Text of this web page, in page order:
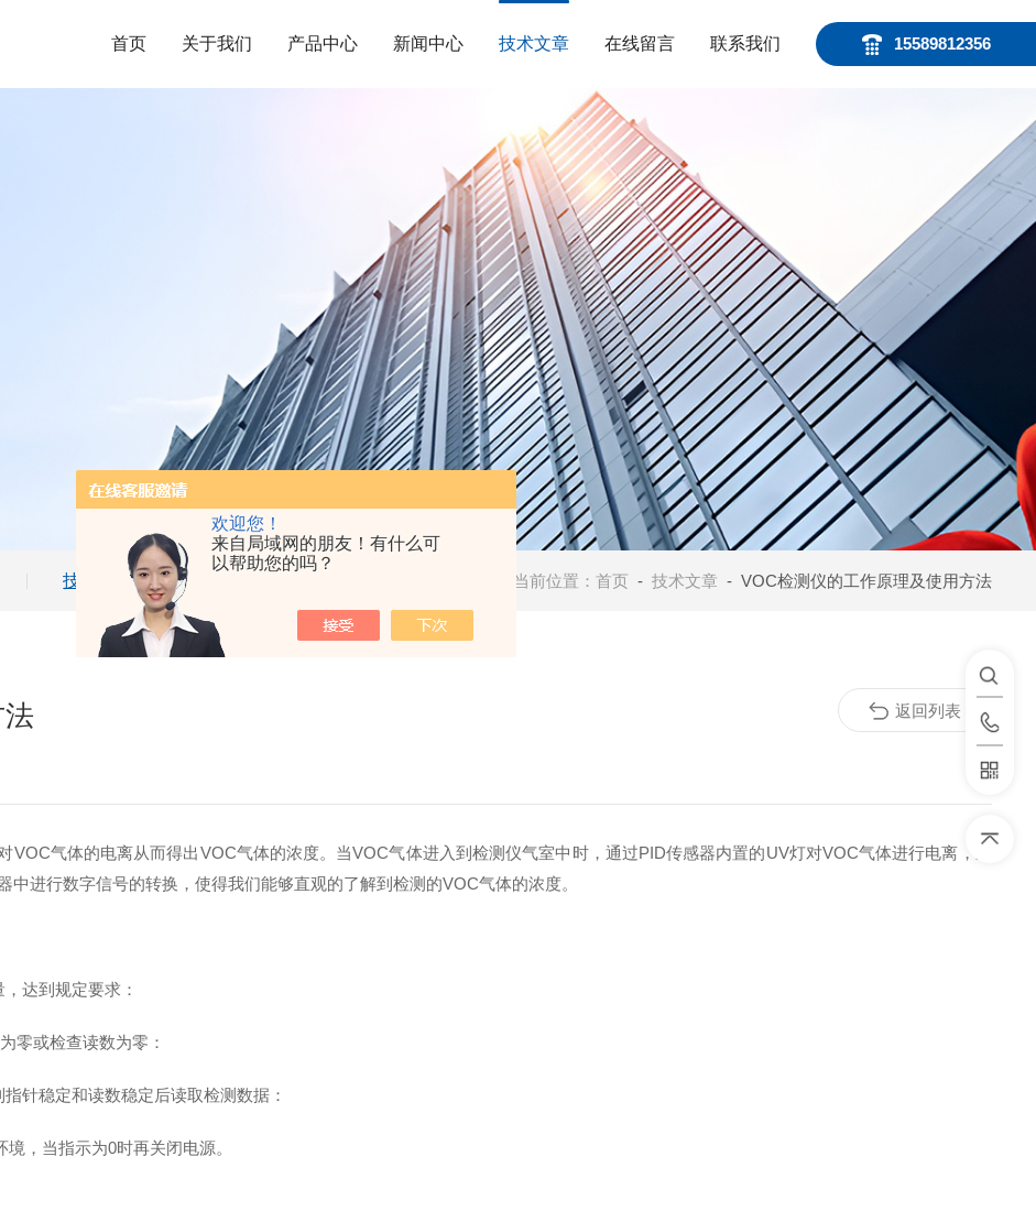
欢迎您！
来自局域网的朋友！有什么可
以帮助您的吗？
15589812356
首页 关于我们 产品中心 新闻中心 技术文章 在线留言 联系我们
技术文章 当前位置： 首页 - 技术文章 - VOC检测仪的工作原理及使用方法
气体的电离从而得出VOC气体的浓度。当VOC气体进入到检测仪气室中时，通过PID传感器内置的UV灯对VOC气体进行电离，通
进行数字信号的转换，使得我们能够直观的了解到检测的VOC气体的浓度。
到规定要求：
或检查读数为零：
稳定和读数稳定后读取检测数据：
当指示为0时再关闭电源。
返回列表